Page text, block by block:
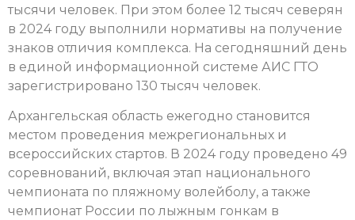
тысячи человек. При этом более 12 тысяч северян
в 2024 году выполнили нормативы на получение
знаков отличия комплекса. На сегодняшний день
в единой информационной системе АИС ГТО
зарегистрировано 130 тысяч человек.
Архангельская область ежегодно становится
местом проведения межрегиональных и
всероссийских стартов. В 2024 году проведено 49
соревнований, включая этап национального
чемпионата по пляжному волейболу, а также
чемпионат России по лыжным гонкам в